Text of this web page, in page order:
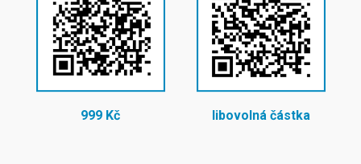
999 Kč libovolná částka